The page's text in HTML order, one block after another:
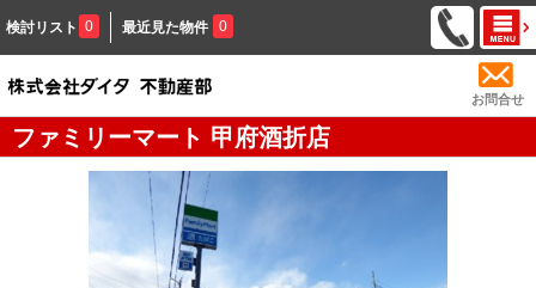
検討リスト 0 最近見た物件 0
お問合せ
ファミリーマート 甲府酒折店